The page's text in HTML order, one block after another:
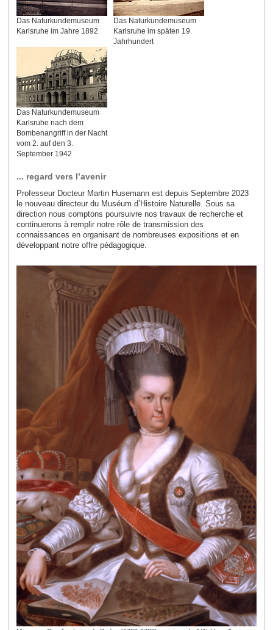
Das Naturkundemuseum
Karlsruhe im Jahre 1892
Das Naturkundemuseum
Karlsruhe im späten 19.
Jahrhundert
Das Naturkundemuseum
Karlsruhe nach dem
Bombenangriff in der Nacht
vom 2. auf den 3.
September 1942
... regard vers l’avenir
Professeur Docteur Martin Husemann est depuis Septembre 2023
le nouveau directeur du Muséum d’Histoire Naturelle. Sous sa
direction nous comptons poursuivre nos travaux de recherche et
continuerons à remplir notre rôle de transmission des
connaissances en organisant de nombreuses expositions et en
développant notre offre pédagogique.